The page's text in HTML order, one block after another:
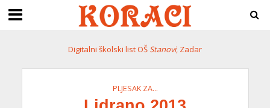
Digitalni školski list OŠStanovi, Zadar
PLJESAK ZA…